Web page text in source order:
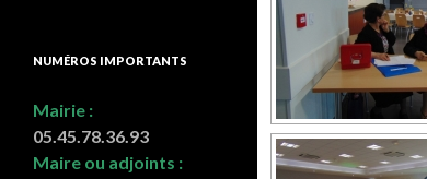
NUMÉROS IMPORTANTS
Mairie :
05.45.78.36.93
Maire ou adjoints :